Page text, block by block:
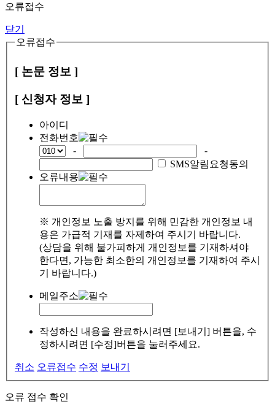
오류접수
닫기
오류접수
[ 논문 정보 ]
[ 신청자 정보 ]
아이디
전화번호
-
-
SMS알림요청동의
오류내용
※ 개인정보 노출 방지를 위해 민감한 개인정보 내
용은 가급적 기재를 자제하여 주시기 바랍니다.
(상담을 위해 불가피하게 개인정보를 기재하셔야
한다면, 가능한 최소한의 개인정보를 기재하여 주시
기 바랍니다.)
메일주소
작성하신 내용을 완료하시려면 [보내기] 버튼을, 수
정하시려면 [수정]버튼을 눌러주세요.
취소 오류접수 수정 보내기
오류 접수 확인